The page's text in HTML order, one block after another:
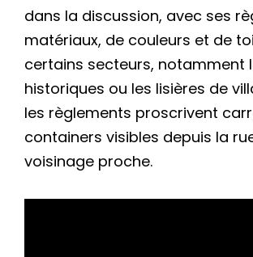
dans la discussion, avec ses
matériaux, de couleurs et de
certains secteurs, notamment
historiques ou les lisières de
les règlements proscrivent
containers visibles depuis la
voisinage proche.